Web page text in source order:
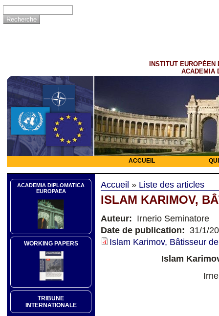
INSTITUT EUROPÉEN
ACADEMIA
ACCUEIL
ACADEMIA DIPLOMATICA
EUROPAEA
WORKING PAPERS
TRIBUNE
INTERNATIONALE
Accueil » Liste des articles
ISLAM KARIMOV,
Auteur: Irnerio Seminatore
Date de publication: 31/1/
Islam Karimov, Bâtisseur
Islam